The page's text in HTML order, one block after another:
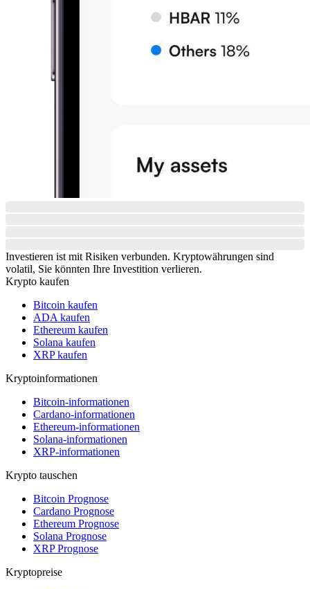
Investieren ist mit Risiken verbunden. Kryptowährungen sind
volatil, Sie könnten Ihre Investition verlieren.
Krypto kaufen
Bitcoin kaufen
ADA kaufen
Ethereum kaufen
Solana kaufen
XRP kaufen
Kryptoinformationen
Bitcoin-informationen
Cardano-informationen
Ethereum-informationen
Solana-informationen
XRP-informationen
Krypto tauschen
Bitcoin Prognose
Cardano Prognose
Ethereum Prognose
Solana Prognose
XRP Prognose
Kryptopreise